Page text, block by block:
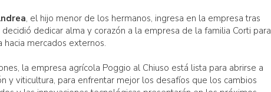
, el hijo menor de los hermanos, ingresa en la empresa tras
dedicar alma y corazón a la empresa de la familia Corti para
mercados externos.
la empresa agrícola Poggio al Chiuso está lista para abrirse a
y viticultura, para enfrentar mejor los desafíos que los cambios